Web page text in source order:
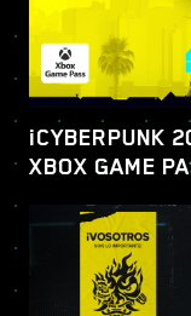
¡CYBERPUNK
XBOX GAME